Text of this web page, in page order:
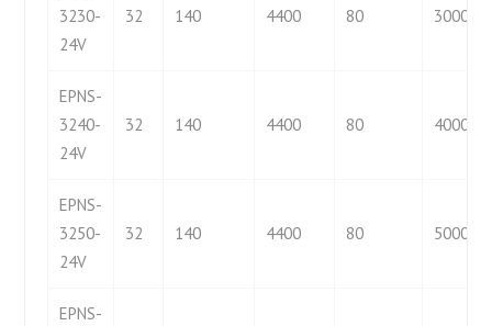
3230-
24V
32 140 4400 80 3000
EPNS-
3240-
24V
32 140 4400 80 4000
EPNS-
3250-
24V
32 140 4400 80 5000
EPNS-